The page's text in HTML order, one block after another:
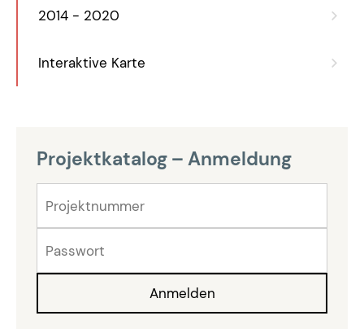
2014 - 2020
Interaktive Karte
Projektkatalog – Anmeldung